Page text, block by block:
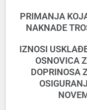
PRIMANJA
NAKNADE
IZNOSI
OSNOVICA
DOPRINOSA